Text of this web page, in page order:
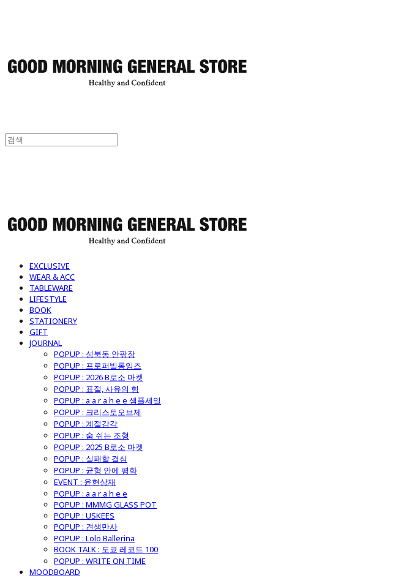
EXCLUSIVE
WEAR & ACC
TABLEWARE
LIFESTYLE
BOOK
STATIONERY
GIFT
JOURNAL
POPUP : 성북동 안팎장
POPUP : 프로퍼빌롱잉즈
POPUP : 2026 B로소 마켓
POPUP : 표절, 사유의 힘
POPUP : a a r a h e e 샘플세일
POPUP : 크리스토오브제
POPUP : 계절감각
POPUP : 숨 쉬는 조형
POPUP : 2025 B로소 마켓
POPUP : 실패할 결심
POPUP : 균형 안에 평화
EVENT : 윤현상재
POPUP : a a r a h e e
POPUP : MMMG GLASS POT
POPUP : USKEES
POPUP : 견생만사
POPUP : Lolo Ballerina
BOOK TALK : 도쿄 레코드 100
POPUP : WRITE ON TIME
MOODBOARD